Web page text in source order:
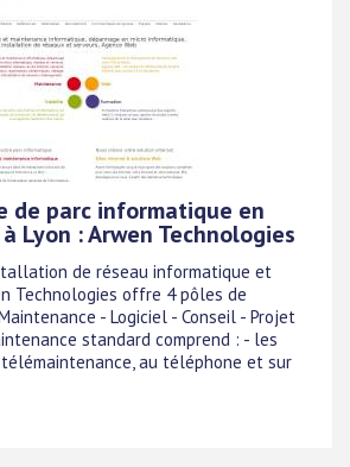
de parc informatique en
Lyon : Arwen Technologies
de réseau informatique et
Technologies offre 4 pôles de
- Logiciel - Conseil - Projet
standard comprend : - les
au téléphone et sur